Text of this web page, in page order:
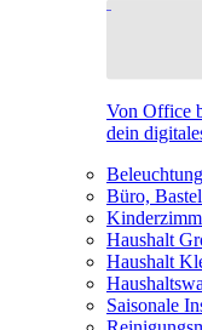
Von Office
dein
Beleuchtung
Büro,
Haushalt
Haushalt
Saisonale